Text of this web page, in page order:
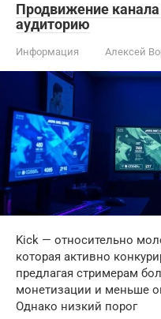
Продвижение
аудиторию
Информация Алексей
Kick — относительно
которая активно
предлагая стримерам
монетизации и меньше
Однако низкий порог